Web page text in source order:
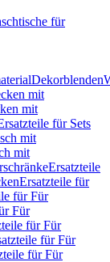
für
Dekorblenden
mit
mit
für Sets
mit
mit
Ersatzteile
Ersatzteile für
für Für
Für
für Für
für Für
für Für